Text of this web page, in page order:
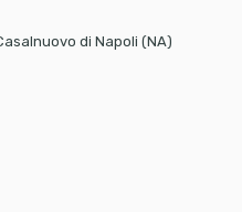
di Napoli (NA)